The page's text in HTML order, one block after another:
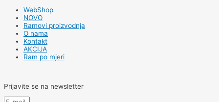
WebShop
NOVO
Ramovi proizvodnja
O nama
Kontakt
AKCIJA
Ram po mjeri
Prijavite se na newsletter